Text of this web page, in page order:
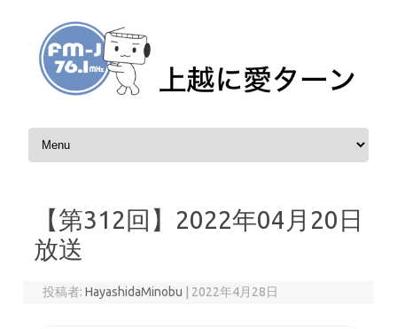
コンテンツへスキップ
【第312回】2022年04月20日
放送
投稿者:HayashidaMinobu 2022年4月28日